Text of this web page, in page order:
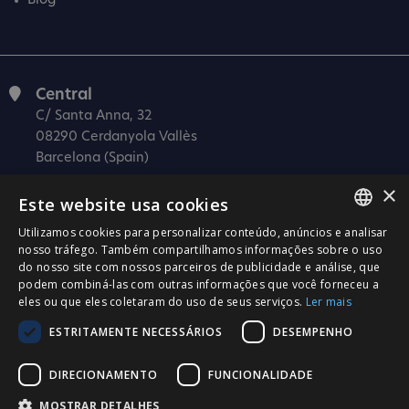
Central
C/ Santa Anna, 32
08290 Cerdanyola Vallès
Barcelona (Spain)
C/ Josep Estivill, 11-13
08027 Barcelona
(Spain)
Madrid
C/ Méndez Álvaro 20, oficina 440
28045 Madrid
(Spain)
SPANISH
CATALÀ
ENGLISH
PORTUGUESE
×
Este website usa cookies
Utilizamos cookies para personalizar conteúdo, anúncios e analisar
nosso tráfego. Também compartilhamos informações sobre o uso
do nosso site com nossos parceiros de publicidade e análise, que
podem combiná-las com outras informações que você forneceu a
eles ou que eles coletaram do uso de seus serviços. Ler mais
ESTRITAMENTE NECESSÁRIOS
DESEMPENHO
DIRECIONAMENTO FUNCIONALIDADE
MOSTRAR DETALHES